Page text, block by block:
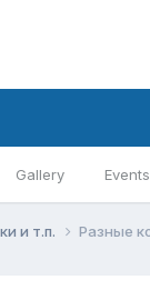
Gallery Events
и т.п. Разные